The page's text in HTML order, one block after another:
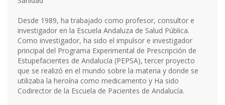
Desde 1989, ha trabajado como profesor, consultor e
investigador en la Escuela Andaluza de Salud Pública.
Como investigador, ha sido el impulsor e investigador
principal del Programa Experimental de Prescripción de
Estupefacientes de Andalucía (PEPSA), tercer proyecto
que se realizó en el mundo sobre la materia y donde se
utilizaba la heroína como medicamento y Ha sido
Codirector de la Escuela de Pacientes de Andalucía.